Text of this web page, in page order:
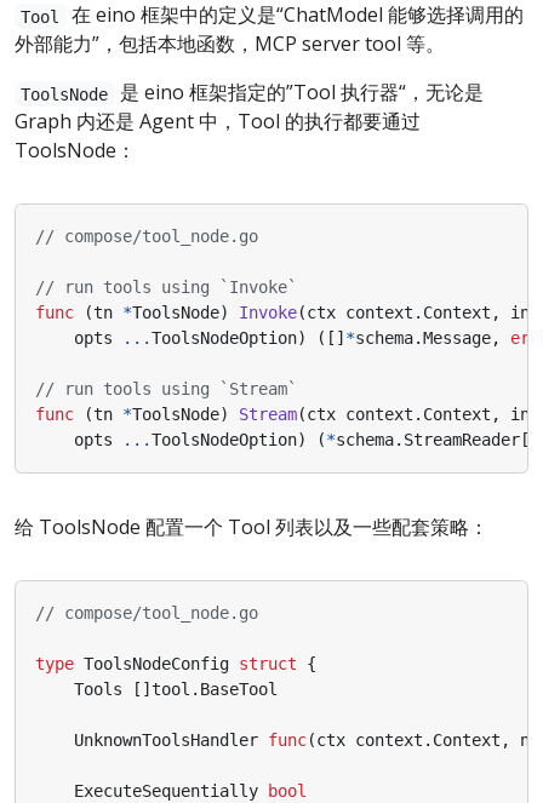
Tool
在 eino 框架中的定义是“ChatModel 能够选择调用的
外部能力”，包括本地函数，MCP server tool 等。
ToolsNode
是 eino 框架指定的”Tool 执行器“，无论是
Graph 内还是 Agent 中，Tool 的执行都要通过
ToolsNode：
// compose/tool_node.go
// run tools using `Invoke`
func
(tn *ToolsNode) Invoke(ctx context . Context ,
opts
...ToolsNodeOption) ([] *schema.Message,
// run tools using `Stream`
func
(tn *ToolsNode) Stream(ctx context . Context ,
opts
...ToolsNodeOption) (*schema. StreamReader
给 ToolsNode 配置一个 Tool 列表以及一些配套策略：
// compose/tool_node.go
type ToolsNodeConfig struct
{
Tools
[] tool . BaseTool
UnknownToolsHandler func(ctx context . Context ,
ExecuteSequentially bool